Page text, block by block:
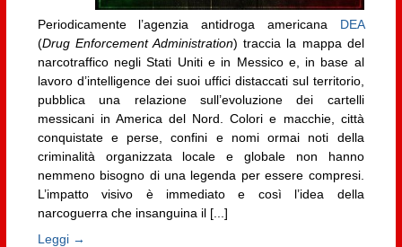
Periodicamente l’agenzia antidroga americana DEA
(Drug Enforcement Administration) traccia la mappa del
narcotraffico negli Stati Uniti e in Messico e, in base al
lavoro d’intelligence dei suoi uffici distaccati sul territorio,
pubblica una relazione sull’evoluzione dei cartelli
messicani in America del Nord. Colori e macchie, città
conquistate e perse, confini e nomi ormai noti della
criminalità organizzata locale e globale non hanno
nemmeno bisogno di una legenda per essere compresi.
L’impatto visivo è immediato e così l’idea della
narcoguerra che insanguina il [...]
Leggi →